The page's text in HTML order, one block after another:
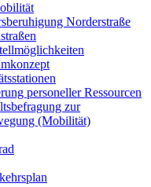
Norderstraße
personeller Ressourcen
zur
(Mobilität)